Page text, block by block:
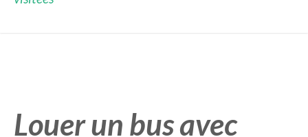
Louer un bus avec